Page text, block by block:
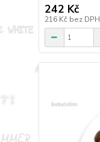
242 Kč
216 Kč bez DPH